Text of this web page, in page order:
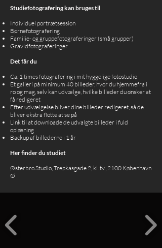
Studiefotografering kan bruges til
Individuel portrætsession
Børnefotografering
Familie- og gruppefotograferinger (små grupper)
Gravidfotograferinger
Det får du
Ca. 1 times fotografering i mit hyggelige fotostudio
Et galleri på minimum 40 billeder, hvor du hjemmefra i
ro og mag, selv kan udvælge, hvilke billeder du ønsker at
få redigeret
Efter udvælgelse bliver dine billeder redigeret, så de
bliver ekstra flotte at se på
Link til at downloade de udvalgte billeder i fuld
opløsning
Backup af billederne i 1 år
Her finder du studiet
Østerbro Studio, Trepkasgade 2, kl. tv., 2100 København
Ø